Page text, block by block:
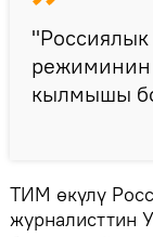
режиминин
кылмышы
ТИМ өкүлү
журналисттин